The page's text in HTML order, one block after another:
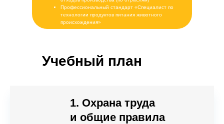
Профессиональный стандарт «Специалист по
технологии продуктов питания животного
происхождения»
Учебный план
1. Охрана труда
и общие правила